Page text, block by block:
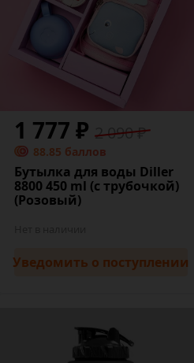
1 777 ₽2 090 ₽
88.85 баллов
Бутылка для воды Diller
8800 450 ml (с трубочкой)
(Розовый)
Уведомить о поступлении